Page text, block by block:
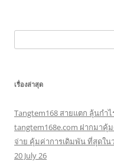
สำหรับ:
เรื่องล่าสุด
Tangtem168 สายแตก ลุ้นกำ
tangtem168e.com ฝากมา
จ่าย คุ้มค่าการเดิมพัน ที่สุดใน
20 July 26